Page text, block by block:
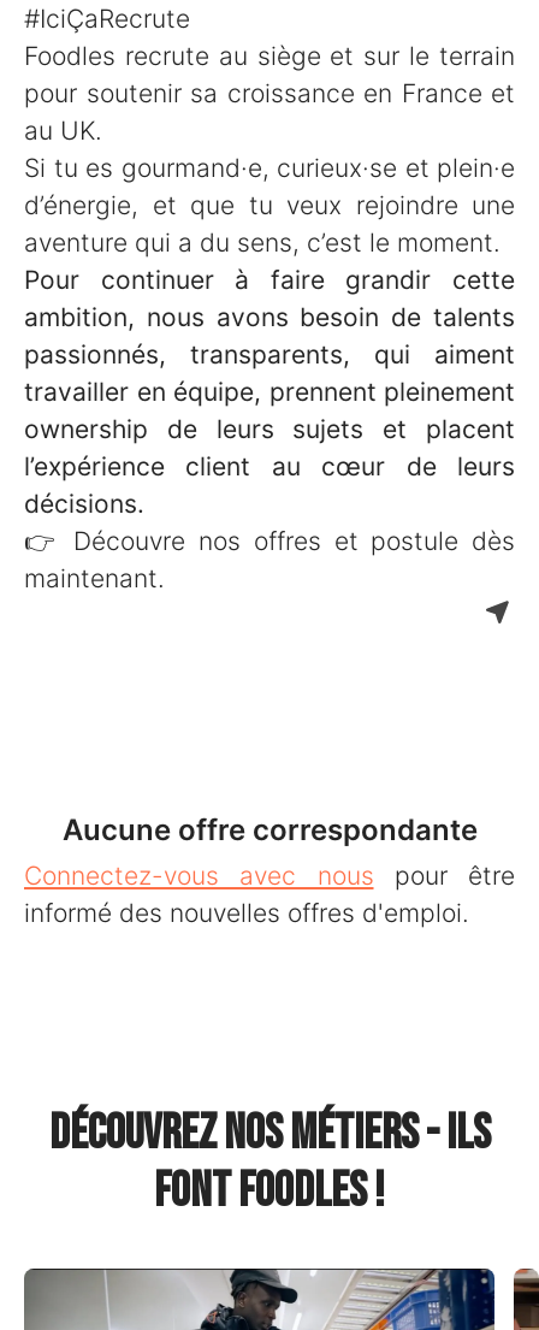
#IciÇaRecrute
Foodles recrute au siège et sur le terrain
pour soutenir sa croissance en France et
au UK.
Si tu es gourmand·e, curieux·se et plein·e
d’énergie, et que tu veux rejoindre une
aventure qui a du sens, c’est le moment.
Pour continuer à faire grandir cette
ambition, nous avons besoin de talents
passionnés, transparents, qui aiment
travailler en équipe, prennent pleinement
ownership de leurs sujets et placent
l’expérience client au cœur de leurs
décisions.
👉 Découvre nos offres et postule dès
maintenant.
Aucune offre correspondante
Connectez-vous avec nous pour être
informé des nouvelles offres d'emploi.
Découvrez nos métiers - Ils
font Foodles !
Ils font Foodles - Ep4